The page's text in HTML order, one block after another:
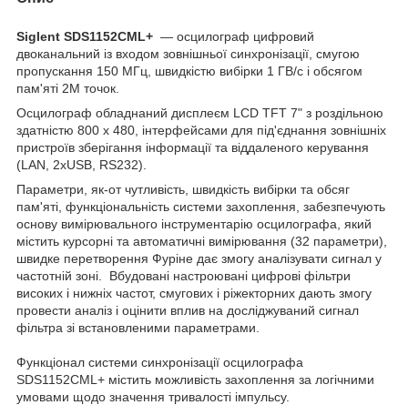
Siglent SDS1152CML+ — осцилограф цифровий
двоканальний із входом зовнішньої синхронізації, смугою
пропускання 150 МГц, швидкістю вибірки 1 ГВ/с і обсягом
пам'яті 2М точок.
Осцилограф обладнаний дисплеєм LCD TFT 7" з роздільною
здатністю 800 х 480, інтерфейсами для під'єднання зовнішніх
пристроїв зберігання інформації та віддаленого керування
(LAN, 2хUSB, RS232).
Параметри, як-от чутливість, швидкість вибірки та обсяг
пам'яті, функціональність системи захоплення, забезпечують
основу вимірювального інструментарію осцилографа, який
містить курсорні та автоматичні вимірювання (32 параметри),
швидке перетворення Фуріне дає змогу аналізувати сигнал у
частотній зоні. Вбудовані настроювані цифрові фільтри
високих і нижніх частот, смугових і ріжекторних дають змогу
провести аналіз і оцінити вплив на досліджуваний сигнал
фільтра зі встановленими параметрами.
Функціонал системи синхронізації осцилографа
SDS1152CML+ містить можливість захоплення за логічними
умовами щодо значення тривалості імпульсу.